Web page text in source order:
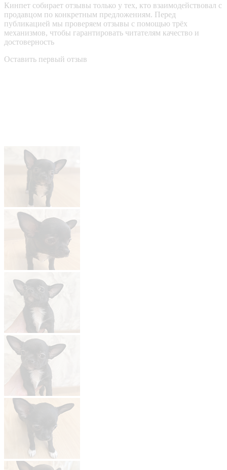
Кинпет собирает отзывы только у тех, кто взаимодействовал с
продавцом по конкретным предложениям. Перед
публикацией мы проверяем отзывы с помощью трёх
механизмов, чтобы гарантировать читателям качество и
достоверность
Оставить первый отзыв